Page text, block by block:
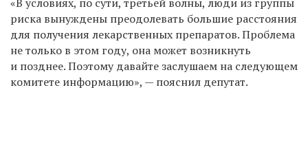
риска вынуждены преодолевать большие расстояния
для получения лекарственных препаратов. Проблема
не только в этом году, она может возникнуть
и позднее. Поэтому давайте заслушаем на следующем
комитете информацию», — пояснил депутат.